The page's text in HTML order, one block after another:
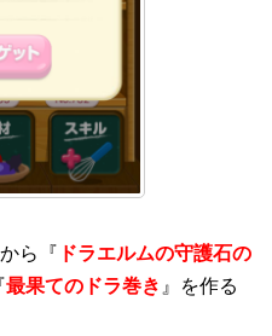
ら『 ドラエルムの守護石の
最果てのドラ巻き 』を作る